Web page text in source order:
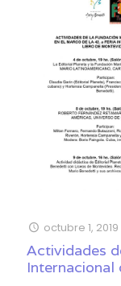
octubre 1, 2019
Actividades
Internacional